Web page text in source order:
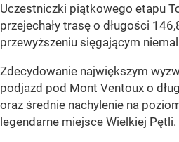
Uczestniczki piątkowego etapu
przejechały trasę o długości
przewyższeniu sięgającym
Zdecydowanie największym
podjazd pod Mont Ventoux o
oraz średnie nachylenie na
legendarne miejsce Wielkiej Pętli.